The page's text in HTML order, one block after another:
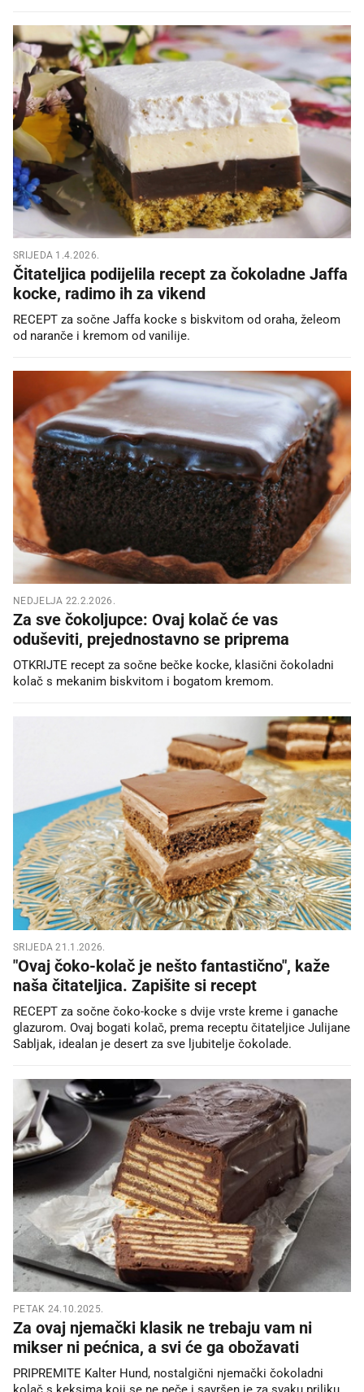
SRIJEDA 1.4.2026.
Čitateljica podijelila recept za čokoladne Jaffa
kocke, radimo ih za vikend
RECEPT za sočne Jaffa kocke s biskvitom od oraha, želeom
od naranče i kremom od vanilije.
NEDJELJA 22.2.2026.
Za sve čokoljupce: Ovaj kolač će vas
oduševiti, prejednostavno se priprema
OTKRIJTE recept za sočne bečke kocke, klasični čokoladni
kolač s mekanim biskvitom i bogatom kremom.
SRIJEDA 21.1.2026.
"Ovaj čoko-kolač je nešto fantastično", kaže
naša čitateljica. Zapišite si recept
RECEPT za sočne čoko-kocke s dvije vrste kreme i ganache
glazurom. Ovaj bogati kolač, prema receptu čitateljice Julijane
Sabljak, idealan je desert za sve ljubitelje čokolade.
PETAK 24.10.2025.
Za ovaj njemački klasik ne trebaju vam ni
mikser ni pećnica, a svi će ga obožavati
PRIPREMITE Kalter Hund, nostalgični njemački čokoladni